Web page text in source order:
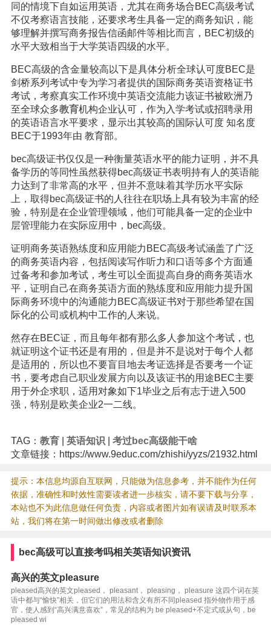
同的情境下自如运用英语，尤其在商务场合BEC高级考试
不仅考察语言技能，还要求考生具备一定的商务知识，能
够理解并撰写商务报告信函邮件等相比而言，BEC初级的
水平大致相当于大学英语四级的水平。
BEC高级的含金量较高以下是具体分析全球认可度BEC是
剑桥系列考试中专为学习者提供的国际商务英语资格证书
考试，考察真实工作环境中英语交流能力该证书被欧洲乃
至全球众多教育机构企业认可，作为入学考试或招聘录用
的英语语言水平要求，显示出其较高的国际认可度 知名度
BEC于1993年由 教育部。
bec高级证书仅仅是一种衡量英语水平的能力证明，并不具
备学历的等同性虽然获得bec高级证书表明持有人的英语能
力达到了非常高的水平，但并不意味着其学历水平实际
上，取得bec高级证书的人往往在职场上具有较为丰富的经
验，特别是在企业管理领域，他们可能具备一定的企业中
层管理能力在实际应用中，bec高级。
证明商务英语熟练度和应用能力BEC高级考试涵盖了广泛
的商务英语内容，包括阅读写作听力和口语等多个方面通
过备考和参加考试，考生可以全面提高自身的商务英语水
平，证明自己在商务英语方面的熟练度和应用能力提升国
际商务环境中的沟通能力BEC高级证书对于那些希望在国
际化的公司或机构中工作的人来说。
然存在BEC证，而且每年都有那么多人参加这个考试，也
就证明这个证书还是有用的，但是并不是说对于每个人都
是适用的，所以也不要盲目地去考证选择是否要考一个证
书，要考虑自己职业发展方向以及该证书的用途BEC主要
用于外企求职，适用对象如下1毕业之后有志于进入500
强，特别是欧美企业2一二线。
TAG： 教育| 英语知识
考过bec高级能干啥
文章链接：https://www.9educ.com/zhishi/yyzs/21932.html
提示：本信息均源自互联网，只能做为信息参考，并不能作为任何
依据，准确性和时效性需要读者进一步核实，请不要下载与分享，
本站也不为此信息做任何负责，内容或者图片如有误请及时联系本
站，我们将在第一时间做出修改或者删除
bec高级可以直接考吗相关英语知识资讯
高兴的英文pleasure
pleased高兴的英文pleased， pleasant， pleasing， pleasure 这四个词在英
语中都与“愉快”相关，但它们的用法和含义有所不同pleased 指外物作用于感
官，使人感到“高兴满意喜欢”，常见的结构为 be pleased+不定式或从句，be
pleased wi